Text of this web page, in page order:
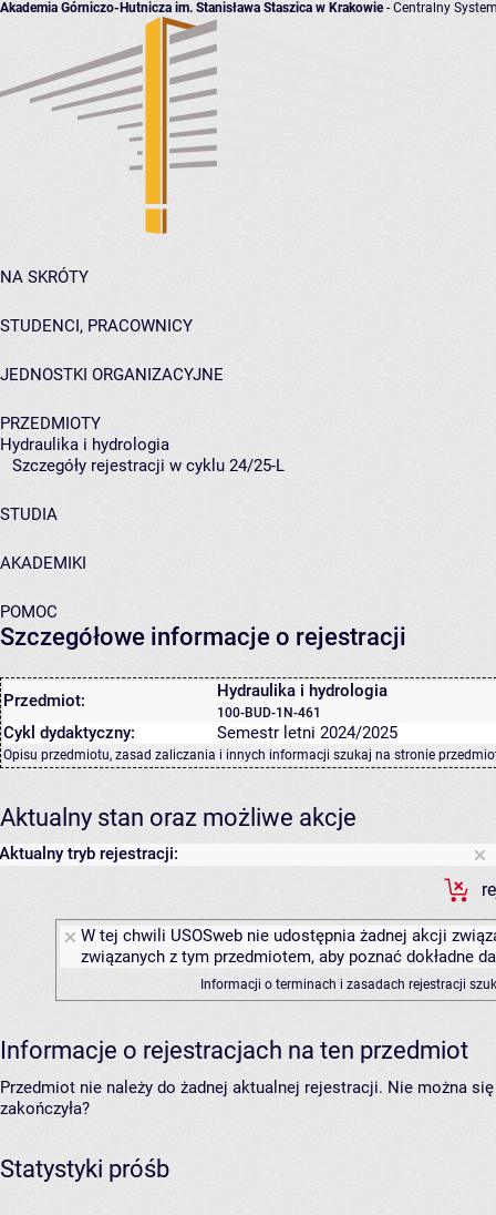
Akademia Górniczo-Hutnicza im. Stanisława Staszica w Krakowie- Centralny
NA SKRÓTY
STUDENCI, PRACOWNICY
JEDNOSTKI ORGANIZACYJNE
PRZEDMIOTY
Hydraulika i hydrologia
Szczegóły rejestracji w cyklu 24/25-L
STUDIA
AKADEMIKI
POMOC
Szczegółowe informacje o rejestracji
Przedmiot: Hydraulika i hydrologia
100-BUD-1N-461
Cykl dydaktyczny: Semestr letni 2024/2025
Opisu przedmiotu, zasad zaliczania i innych informacji szukaj na stronie
Aktualny stan oraz możliwe akcje
Aktualny tryb rejestracji:
W tej chwili USOSweb nie udostępnia żadnej akcji
związanych z tym przedmiotem, aby poznać dokładne
Informacji o terminach i zasadach rejestracji
Informacje o rejestracjach na ten przedmiot
Przedmiot nie należy do żadnej aktualnej rejestracji. Nie można
zakończyła?
Statystyki próśb